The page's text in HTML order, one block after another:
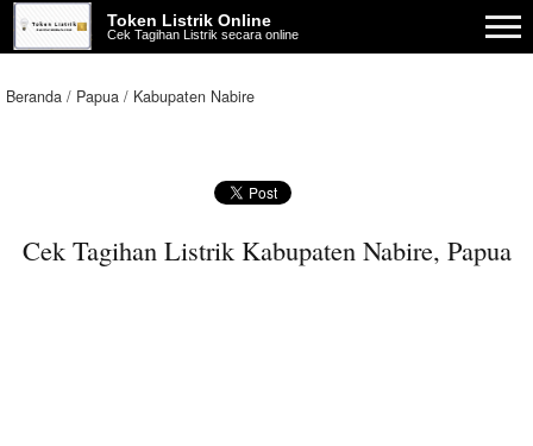
Token Listrik Online
Cek Tagihan Listrik secara online
Beranda Papua Kabupaten Nabire
Cek Tagihan Listrik Kabupaten Nabire, Papua